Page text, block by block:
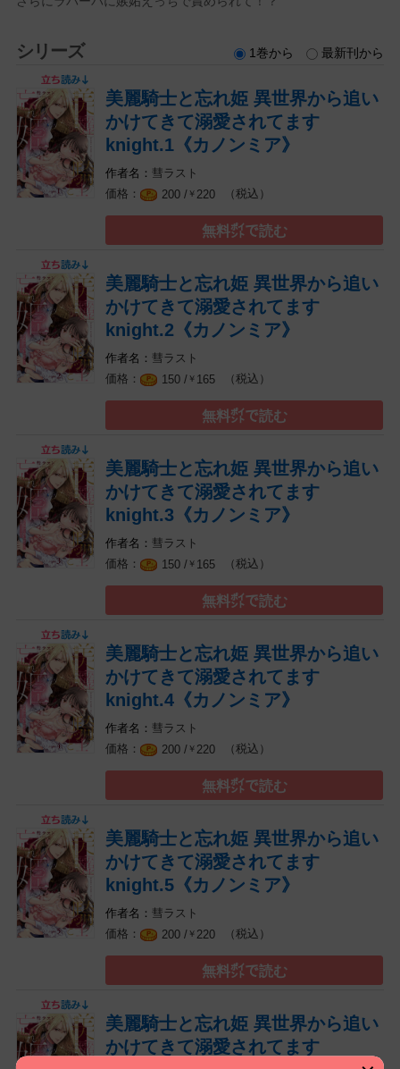
シリーズ 1巻から 最新刊から
美麗騎士と忘れ姫 異世界から追い
かけてきて溺愛されてます
knight.1《カノンミア》
彗ラスト
200 /￥ 220 （税込）
無料㌽で読む
美麗騎士と忘れ姫 異世界から追い
かけてきて溺愛されてます
knight.2《カノンミア》
彗ラスト
150 /￥ 165 （税込）
無料㌽で読む
美麗騎士と忘れ姫 異世界から追い
かけてきて溺愛されてます
knight.3《カノンミア》
彗ラスト
150 /￥ 165 （税込）
無料㌽で読む
美麗騎士と忘れ姫 異世界から追い
かけてきて溺愛されてます
knight.4《カノンミア》
彗ラスト
200 /￥ 220 （税込）
無料㌽で読む
美麗騎士と忘れ姫 異世界から追い
かけてきて溺愛されてます
knight.5《カノンミア》
彗ラスト
200 /￥ 220 （税込）
無料㌽で読む
美麗騎士と忘れ姫 異世界から追い
かけてきて溺愛されてます